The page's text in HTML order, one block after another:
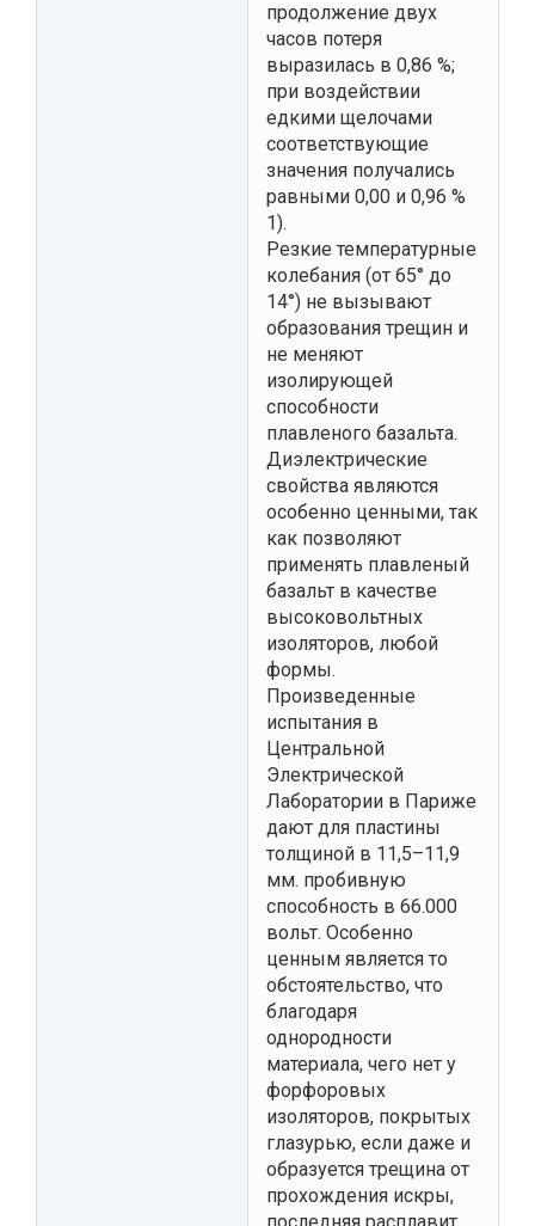
продолжение двух
часов потеря
выразилась в 0,86 %;
при воздействии
едкими щелочами
соответствующие
значения получались
равными 0,00 и 0,96 %
1).
Резкие температурные
колебания (от 65° до
14°) не вызывают
образования трещин и
не меняют
изолирующей
способности
плавленого базальта.
Диэлектрические
свойства являются
особенно ценными, так
как позволяют
применять плавленый
базальт в качестве
высоковольтных
изоляторов, любой
формы.
Произведенные
испытания в
Центральной
Электрической
Лаборатории в Париже
дают для пластины
толщиной в 11,5–11,9
мм. пробивную
способность в 66.000
вольт. Особенно
ценным является то
обстоятельство, что
благодаря
однородности
материала, чего нет у
форфоровых
изоляторов, покрытых
глазурью, если даже и
образуется трещина от
прохождения искры,